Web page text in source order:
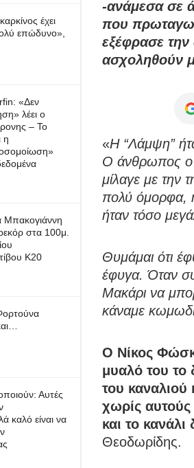
έχει
επώδυνο»,
«Δεν
λέει ο
– Το
η
στα 100μ.
Κ20
Αυτές
καλό είναι να
-ανάμεσα σε
που
εξέφρασε
ασχοληθούν
«Η “Λάμψη”
Ο άνθρωπος ο
μίλαγε με την
πολύ όμορφα,
ήταν τόσο
Θυμάμαι ότι
έφυγα. Όταν
Μακάρι να
κάναμε
Ο Νίκος
μυαλό του το
του καναλιού
χωρίς αυτούς
και το
Θεοδωρίδης.